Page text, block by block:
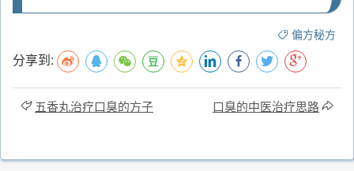
偏方秘方
分享到:
五香丸治疗口臭的方子 口臭的中医治疗思路